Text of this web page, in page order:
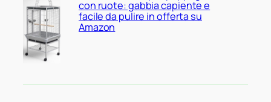
con ruote: gabbia capiente e
facile da pulire in offerta su
Amazon